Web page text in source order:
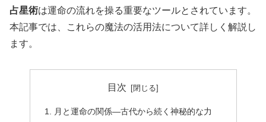
占星術は運命の流れを操る重要なツールとされています。
本記事では、これらの魔法の活用法について詳しく解説し
ます。
目次
月と運命の関係—古代から続く神秘的な力